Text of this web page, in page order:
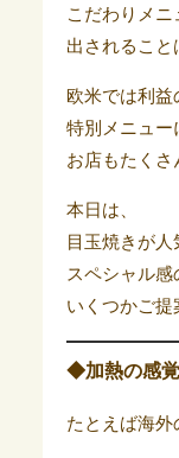
こだわりメニ
出されること
欧米では利益
特別メニュー
お店もたくさ
本日は、
目玉焼きが
スペシャル
いくつかご提
◆加熱の感
たとえば海外